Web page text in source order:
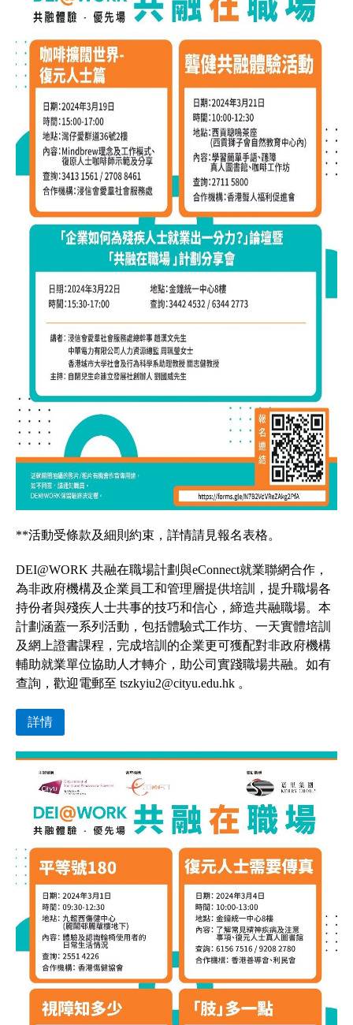
**活動受條款及細則約束，詳情請見報名表格。
DEI@WORK 共融在職場計劃與eConnect就業聯網合作，
為非政府機構及企業員工和管理層提供培訓，提升職場各
持份者與殘疾人士共事的技巧和信心，締造共融職場。本
計劃涵蓋一系列活動，包括體驗式工作坊、一天實體培訓
及網上證書課程，完成培訓的企業更可獲配對非政府機構
輔助就業單位協助人才轉介，助公司實踐職場共融。如有
查詢，歡迎電郵至 tszkyiu2@cityu.edu.hk 。
詳情